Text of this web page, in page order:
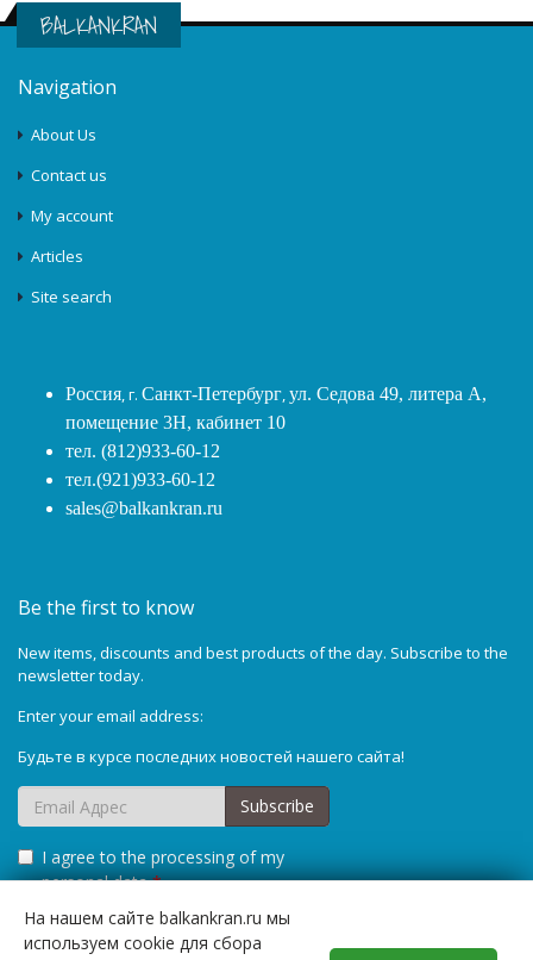
BALKANKRAN
Navigation
About Us
Contact us
My account
Articles
Site search
Россия, г. Санкт-Петербург,ул. Седова 49, литера А,
помещение 3Н, кабинет 10
тел. (812)933-60-12
тел.(921)933-60-12
sales@balkankran.ru
Be the first to know
New items, discounts and best products of the day. Subscribe to the
newsletter today.
Enter your email address:
Будьте в курсе последних новостей нашего сайта!
I agree to the processing of my
personal data *
Subscribe
На нашем сайте balkankran.ru мы
используем cookie для сбора